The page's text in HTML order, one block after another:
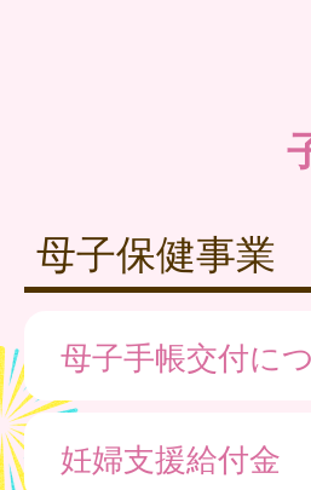
母子保健事業
母子手帳交付に
妊婦支援給付金